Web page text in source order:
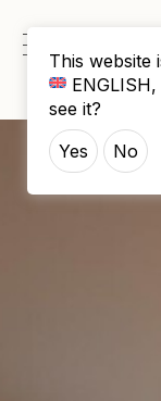
This website
ENGLISH,
see it?
Yes
No